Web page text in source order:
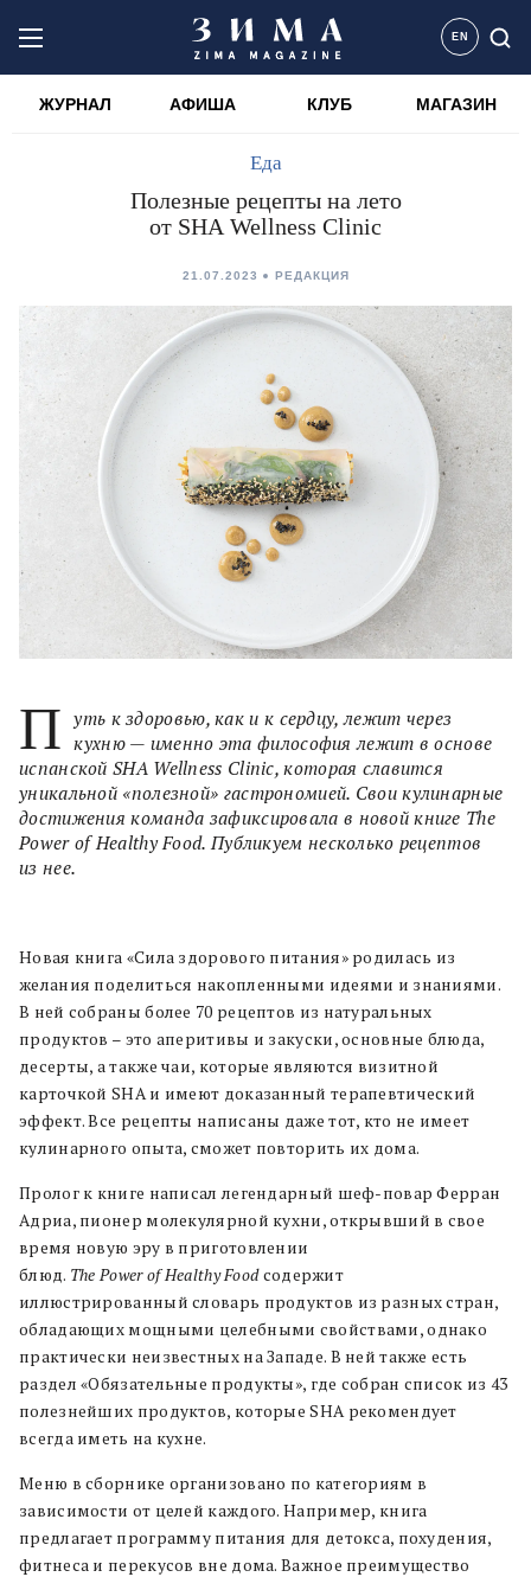
EN
ЖУРНАЛ АФИША КЛУБ МАГАЗИН
Еда
Полезные рецепты на лето
от SHA Wellness Clinic
21.07.2023 РЕДАКЦИЯ
П уть к здоровью, как и к сердцу, лежит через
кухню — именно эта философия лежит в основе
испанской SHA Wellness Clinic, которая славится
уникальной «полезной» гастрономией. Свои кулинарные
достижения команда зафиксировала в новой книге The
Power of Healthy Food. Публикуем несколько рецептов
из нее.
Новая книга «Сила здорового питания» родилась из
желания поделиться накопленными идеями и знаниями.
В ней собраны более 70 рецептов из натуральных
продуктов – это аперитивы и закуски, основные блюда,
десерты, а также чаи, которые являются визитной
карточкой SHA и имеют доказанный терапевтический
эффект. Все рецепты написаны даже тот, кто не имеет
кулинарного опыта, сможет повторить их дома.
Пролог к книге написал легендарный шеф-повар Ферран
Адриа, пионер молекулярной кухни, открывший в свое
время новую эру в приготовлении
блюд. The Powerof Healthy Foodсодержит
иллюстрированный словарь продуктов из разных стран,
обладающих мощными целебными свойствами, однако
практически неизвестных на Западе. В ней также есть
раздел «Обязательные продукты», где собран список из 43
полезнейших продуктов, которые SHA рекомендует
всегда иметь на кухне.
Меню в сборнике организовано по категориям в
зависимости от целей каждого. Например, книга
предлагает программу питания для детокса, похудения,
фитнеса и перекусов вне дома. Важное преимущество